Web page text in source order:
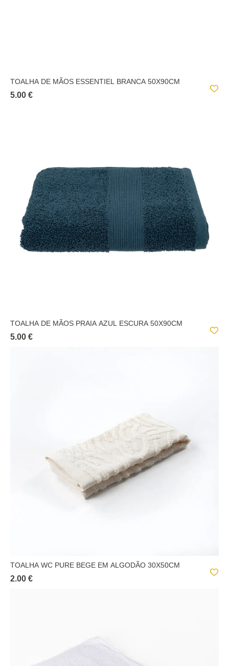
TOALHA DE MÃOS ESSENTIEL BRANCA 50X90CM
5.00 €
TOALHA DE MÃOS PRAIA AZUL ESCURA 50X90CM
5.00 €
TOALHA WC PURE BEGE EM ALGODÃO 30X50CM
2.00 €